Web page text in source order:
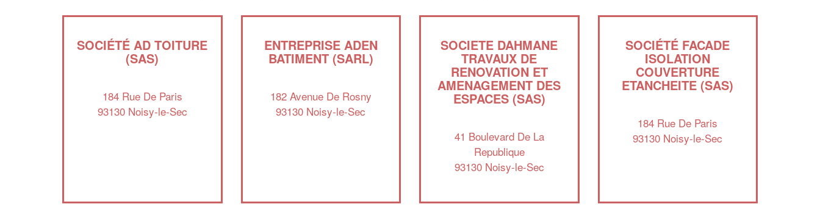
SOCIÉTÉ AD TOITURE
(SAS)
184 Rue De Paris
93130 Noisy-le-Sec
ENTREPRISE ADEN
BATIMENT (SARL)
182 Avenue De Rosny
93130 Noisy-le-Sec
SOCIETE DAHMANE
TRAVAUX DE
RENOVATION ET
AMENAGEMENT DES
ESPACES (SAS)
41 Boulevard De La
Republique
93130 Noisy-le-Sec
SOCIÉTÉ FACADE
ISOLATION
COUVERTURE
ETANCHEITE (SAS)
184 Rue De Paris
93130 Noisy-le-Sec
Vous êtes un
Augmentez votrechiffre d'affaires
En savoir plus